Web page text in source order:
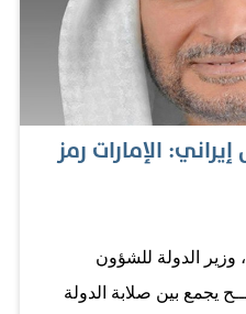
الإمارات رمز
وزير الدولة للشؤون
يجمع بين صلابة الدولة